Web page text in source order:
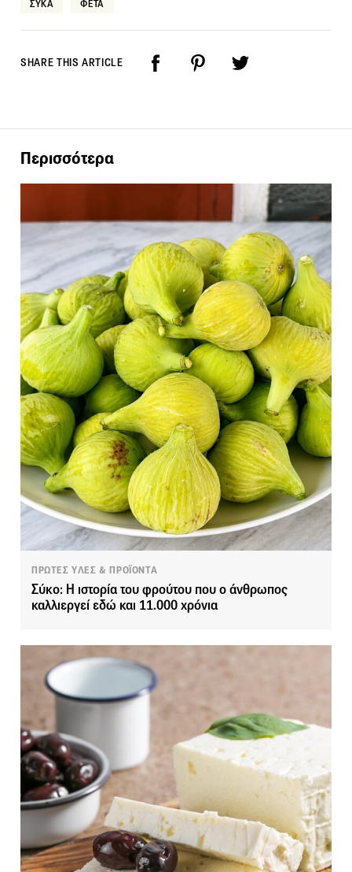
ΣΥΚΑ ΦΕΤΑ
SHARE THIS ARTICLE
Περισσότερα
ΠΡΩΤΕΣ ΥΛΕΣ & ΠΡΟΪΟΝΤΑ
Σύκο: Η ιστορία του φρούτου που ο άνθρωπος
καλλιεργεί εδώ και 11.000 χρόνια